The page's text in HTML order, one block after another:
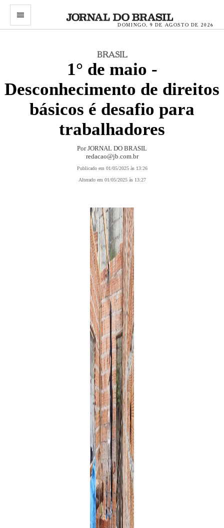
menu
DOMINGO, 9 DE AGOSTO DE 2026
BRASIL
1° de maio -
Desconhecimento de direitos
básicos é desafio para
trabalhadores
Por JORNAL DO BRASIL
redacao@jb.com.br
Publicado em 01/05/2025 às 13:26
Alterado em 01/05/2025 às 13:27